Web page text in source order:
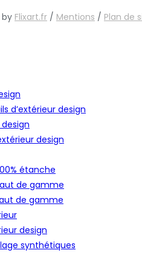
by Flixart.fr / Mentions / Plan de
d’extérieur design
design
étanche
de gamme
de gamme
design
synthétiques